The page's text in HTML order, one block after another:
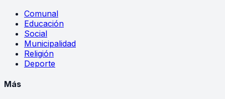
Comunal
Educación
Social
Municipalidad
Religión
Deporte
Más